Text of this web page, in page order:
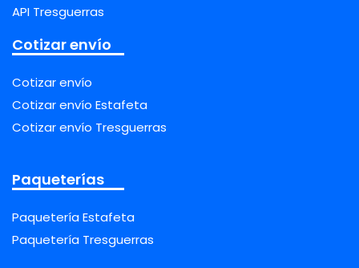
API Tresguerras
Cotizar envío
Cotizar envío
Cotizar envío Estafeta
Cotizar envío Tresguerras
Paqueterías
Paquetería Estafeta
Paquetería Tresguerras